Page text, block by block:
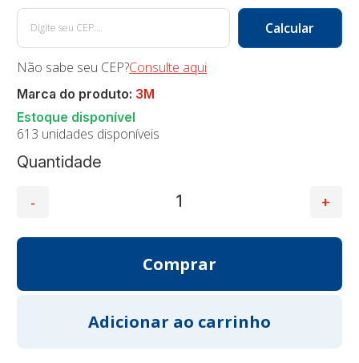
Quantidade
Não sabe seu CEP?Consulte aqui
613 unidades disponíveis
Marca do produto: 3M